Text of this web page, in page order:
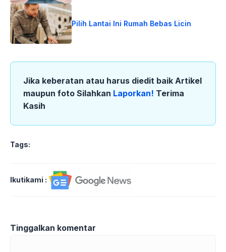
Pilih Lantai Ini Rumah Bebas Licin
Jika keberatan atau harus diedit baik Artikel
maupun foto Silahkan Laporkan! Terima
Kasih
Tags:
Ikutikami :
Tinggalkan komentar